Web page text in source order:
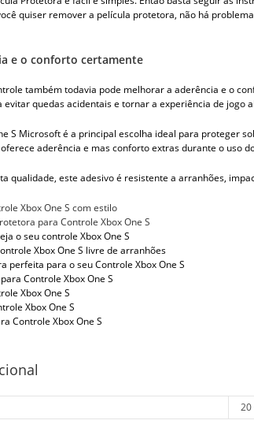
quiser remover a película protetora, não há
e o conforto certamente
também todavia pode melhorar a aderência e o
quedas acidentais e tornar a experiência de jogo
S Microsoft é a principal escolha ideal para proteger
aderência e mas conforto extras durante o uso
qualidade, este adesivo é resistente a arranhões,
Xbox One S com estilo
para Controle Xbox One S
o seu controle Xbox One S
Xbox One S livre de arranhões
perfeita para o seu Controle Xbox One S
Controle Xbox One S
Xbox One S
Xbox One S
Controle Xbox One S
20